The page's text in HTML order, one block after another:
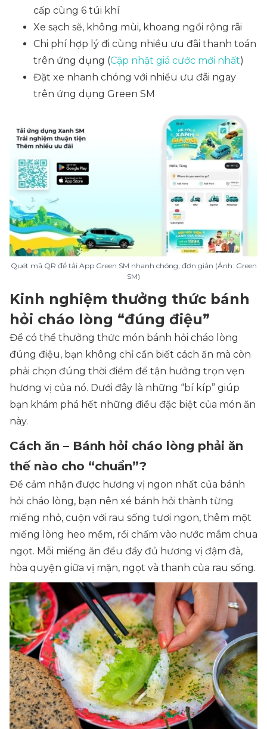
cấp cùng 6 túi khí
Xe sạch sẽ, không mùi, khoang ngồi rộng rãi
Chi phí hợp lý đi cùng nhiều ưu đãi thanh toán
trên ứng dụng (Cập nhật giá cước mới nhất)
Đặt xe nhanh chóng với nhiều ưu đãi ngay
trên ứng dụng Green SM
Quét mã QR để tải App Green SM nhanh chóng, đơn giản (Ảnh: Green
SM)
Kinh nghiệm thưởng thức bánh
hỏi cháo lòng “đúng điệu”
Để có thể thưởng thức món bánh hỏi cháo lòng
đúng điệu, bạn không chỉ cần biết cách ăn mà còn
phải chọn đúng thời điểm để tận hưởng trọn vẹn
hương vị của nó. Dưới đây là những “bí kíp” giúp
bạn khám phá hết những điều đặc biệt của món ăn
này.
Cách ăn – Bánh hỏi cháo lòng phải ăn
thế nào cho “chuẩn”?
Để cảm nhận được hương vị ngon nhất của bánh
hỏi cháo lòng, bạn nên xé bánh hỏi thành từng
miếng nhỏ, cuộn với rau sống tươi ngon, thêm một
miếng lòng heo mềm, rồi chấm vào nước mắm chua
ngọt. Mỗi miếng ăn đều đầy đủ hương vị đậm đà,
hòa quyện giữa vị mặn, ngọt và thanh của rau sống.